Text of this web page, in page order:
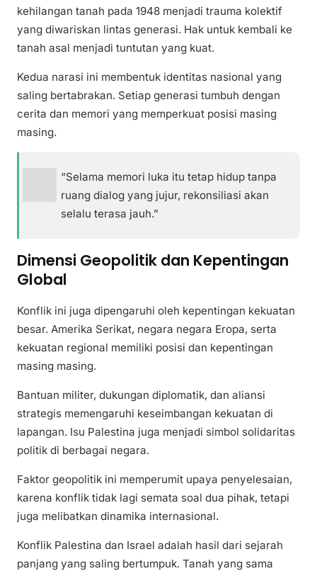
kehilangan tanah pada 1948 menjadi trauma kolektif
yang diwariskan lintas generasi. Hak untuk kembali ke
tanah asal menjadi tuntutan yang kuat.
Kedua narasi ini membentuk identitas nasional yang
saling bertabrakan. Setiap generasi tumbuh dengan
cerita dan memori yang memperkuat posisi masing
masing.
“Selama memori luka itu tetap hidup tanpa
ruang dialog yang jujur, rekonsiliasi akan
selalu terasa jauh.”
Dimensi Geopolitik dan Kepentingan
Global
Konflik ini juga dipengaruhi oleh kepentingan kekuatan
besar. Amerika Serikat, negara negara Eropa, serta
kekuatan regional memiliki posisi dan kepentingan
masing masing.
Bantuan militer, dukungan diplomatik, dan aliansi
strategis memengaruhi keseimbangan kekuatan di
lapangan. Isu Palestina juga menjadi simbol solidaritas
politik di berbagai negara.
Faktor geopolitik ini memperumit upaya penyelesaian,
karena konflik tidak lagi semata soal dua pihak, tetapi
juga melibatkan dinamika internasional.
Konflik Palestina dan Israel adalah hasil dari sejarah
panjang yang saling bertumpuk. Tanah yang sama